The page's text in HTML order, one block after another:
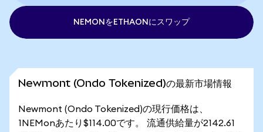
NEMONをETHAONにスワップ
Newmont (Ondo Tokenized)の最新市場情報
Newmont (Ondo Tokenized)の現行価格は、
1NEMonあたり$114.00です。 流通供給量が2142.61